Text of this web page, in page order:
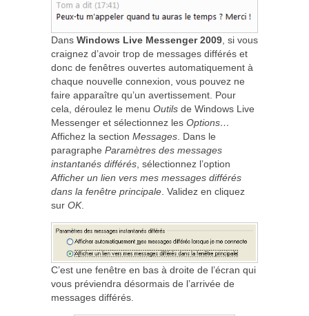
Dans Windows Live Messenger 2009 , si vous
craignez d’avoir trop de messages différés et
donc de fenêtres ouvertes automatiquement à
chaque nouvelle connexion, vous pouvez ne
faire apparaître qu’un avertissement. Pour
cela, déroulez le menu Outils de Windows Live
Messenger et sélectionnez les Options…
Affichez la section Messages . Dans le
paragraphe Paramètres des messages
instantanés différés , sélectionnez l’option
Afficher un lien vers mes messages différés
dans la fenêtre principale . Validez en cliquez
sur OK.
C’est une fenêtre en bas à droite de l’écran qui
vous préviendra désormais de l’arrivée de
messages différés.